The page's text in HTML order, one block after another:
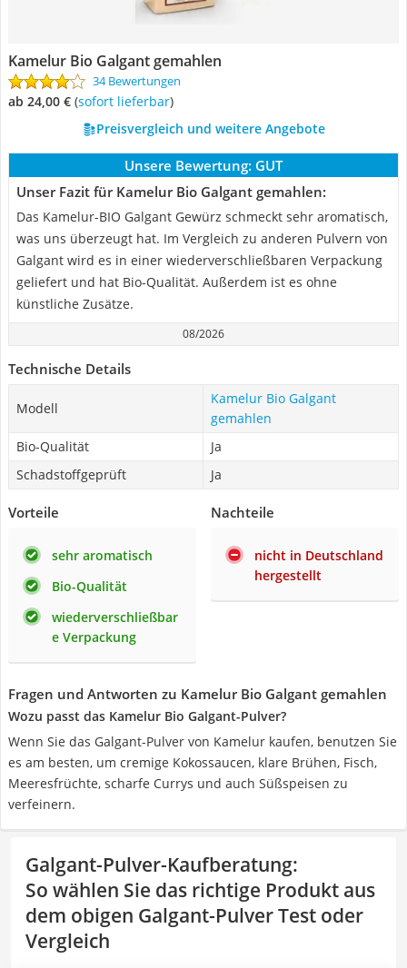
Kamelur Bio Galgant gemahlen
34 Bewertungen
ab 24,00 € ( Sofort lieferbar)
Preisvergleich und weitere Angebote
Unsere Bewertung: GUT
Unser Fazit für Kamelur Bio Galgant gemahlen:
Das Kamelur-BIO Galgant Gewürz schmeckt sehr aromatisch,
was uns überzeugt hat. Im Vergleich zu anderen Pulvern von
Galgant wird es in einer wiederverschließbaren Verpackung
geliefert und hat Bio-Qualität. Außerdem ist es ohne
künstliche Zusätze.
08/2026
Technische Details
Modell
Kamelur Bio Galgant
gemahlen
Bio-Qualität
Ja
Schadstoffgeprüft
Ja
Vorteile
sehr aromatisch
Bio-Qualität
wiederverschließbar
e Verpackung
Nachteile
nicht in Deutschland
hergestellt
Fragen und Antworten zu Kamelur Bio Galgant gemahlen
Wozu passt das Kamelur Bio Galgant-Pulver?
Wenn Sie das Galgant-Pulver von Kamelur kaufen, benutzen Sie
es am besten, um cremige Kokossaucen, klare Brühen, Fisch,
Meeresfrüchte, scharfe Currys und auch Süßspeisen zu
verfeinern.
Galgant-Pulver-Kaufberatung:
So wählen Sie das richtige Produkt aus
dem obigen Galgant-Pulver Test oder
Vergleich